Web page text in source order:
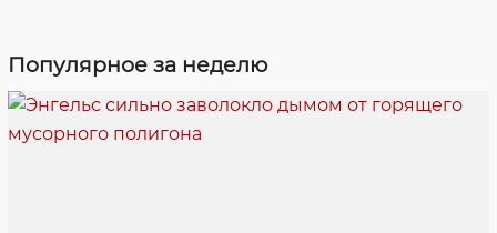
Популярное за неделю